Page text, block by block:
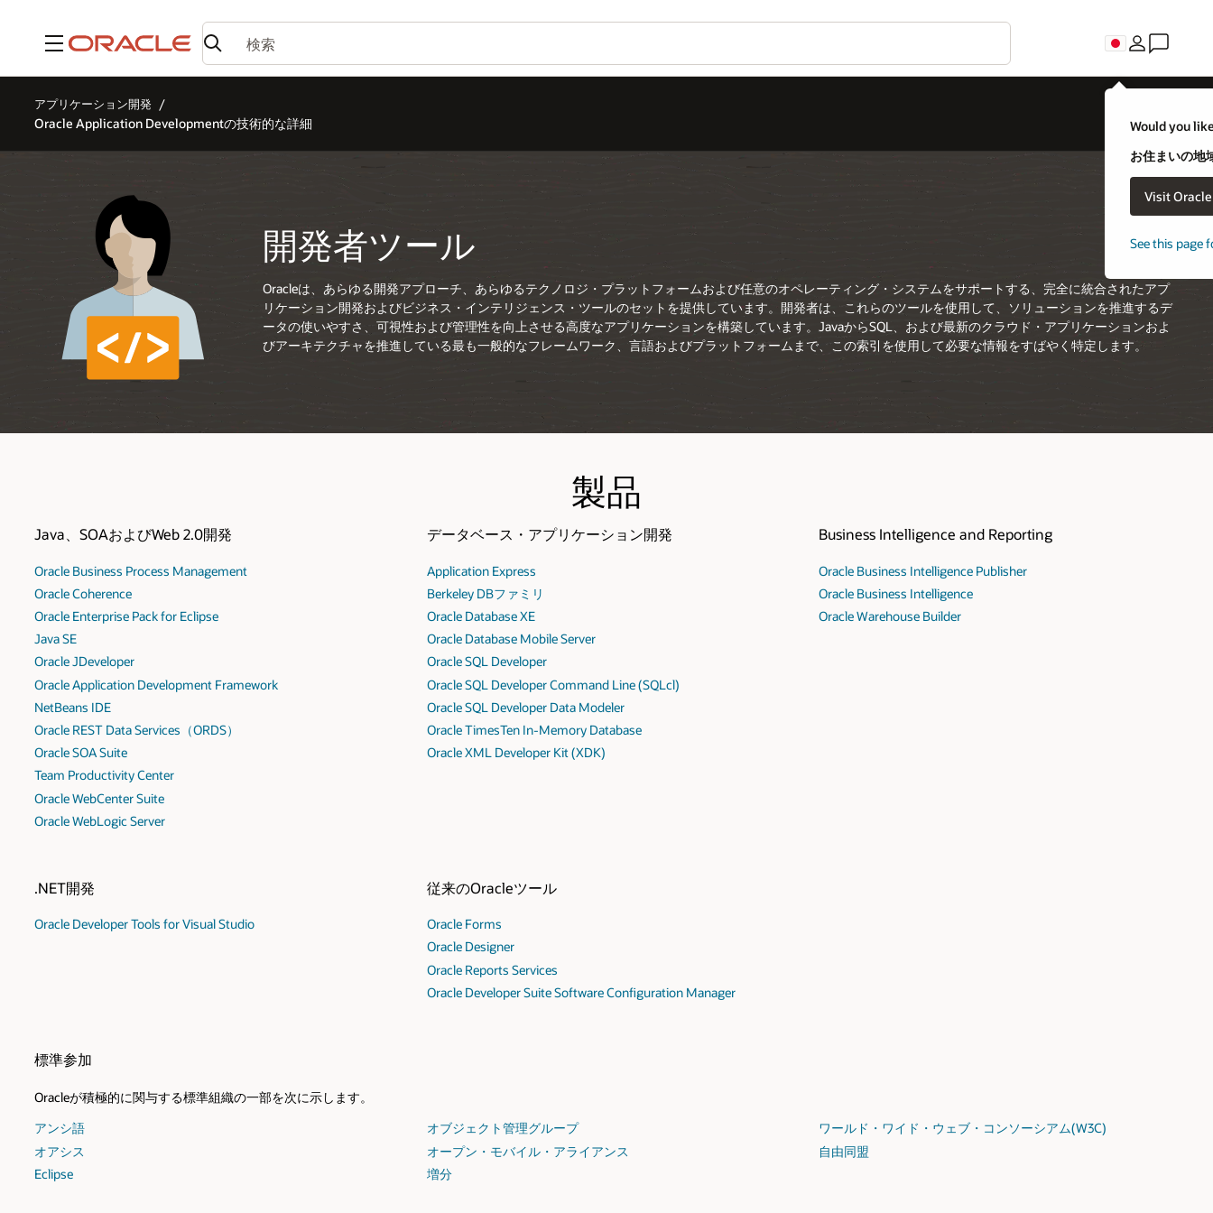
メニュー
Would you
お住まいの地
Visit
See this page
アプリケーション開発
Oracle Application Developmentの技術的な詳細
開発者ツール
Oracleは、あらゆる開発アプローチ、あらゆるテクノロジ・プラットフォームおよび任意のオペレーティング・システムをサポートする、完全に統合されたアプ
リケーション開発およびビジネス・インテリジェンス・ツールのセットを提供しています。開発者は、これらのツールを使用して、ソリューションを推進するデ
ータの使いやすさ、可視性および管理性を向上させる高度なアプリケーションを構築しています。JavaからSQL、および最新のクラウド・アプリケーションおよ
びアーキテクチャを推進している最も一般的なフレームワーク、言語およびプラットフォームまで、この索引を使用して必要な情報をすばやく特定します。
製品
Java、SOAおよびWeb 2.0開発
Oracle Business Process Management
Oracle Coherence
Oracle Enterprise Pack for Eclipse
Java SE
Oracle JDeveloper
Oracle Application Development Framework
NetBeans IDE
Oracle REST Data Services（ORDS）
Oracle SOA Suite
Team Productivity Center
Oracle WebCenter Suite
Oracle WebLogic Server
データベース・アプリケーション開発
Application Express
Berkeley DBファミリ
Oracle Database XE
Oracle Database Mobile Server
Oracle SQL Developer
Oracle SQL Developer Command Line (SQLcl)
Oracle SQL Developer Data Modeler
Oracle TimesTen In-Memory Database
Oracle XML Developer Kit (XDK)
Business Intelligence and Reporting
Oracle Business Intelligence Publisher
Oracle Business Intelligence
Oracle Warehouse Builder
.NET開発
Oracle Developer Tools for Visual Studio
従来のOracleツール
Oracle Forms
Oracle Designer
Oracle Reports Services
Oracle Developer Suite Software Configuration Manager
標準参加
Oracleが積極的に関与する標準組織の一部を次に示します。
アンシ語
オアシス
Eclipse
オブジェクト管理グループ
オープン・モバイル・アライアンス
増分
ワールド・ワイド・ウェブ・コンソーシアム(W3C)
自由同盟